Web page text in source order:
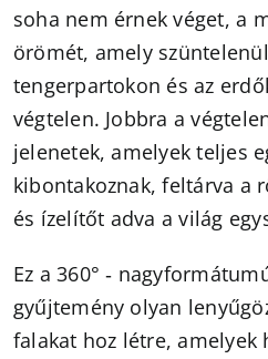
soha nem érnek véget, a
örömét, amely
tengerpartokon és az
végtelen. Jobbra a
jelenetek, amelyek teljes
kibontakoznak, feltárva a
és ízelítőt adva a világ
Ez a 360° ‑
gyűjtemény olyan
falakat hoz létre, amelyek